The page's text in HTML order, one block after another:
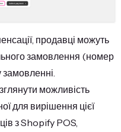
продавці можуть
замовлення (номер
можливість
для вирішення цієї
з Shopify POS,